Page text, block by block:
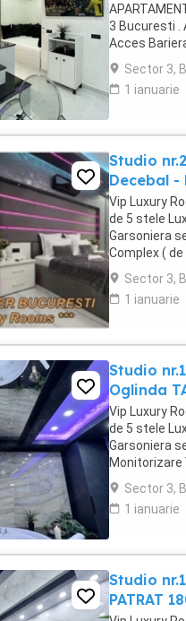
3 Bucuresti .
Acces
Sector 3 )
Sector 3,
1 ianuarie
Studio
Decebal -
Vip Luxury
de 5 stele
Garsoniera
Complex (
suprafata de
Sector 3,
1 ianuarie
Studio
Oglinda
Vip Luxury
de 5 stele
Garsoniera
Monitorizare
parcare
Sector 3,
1 ianuarie
Studio
PATRAT